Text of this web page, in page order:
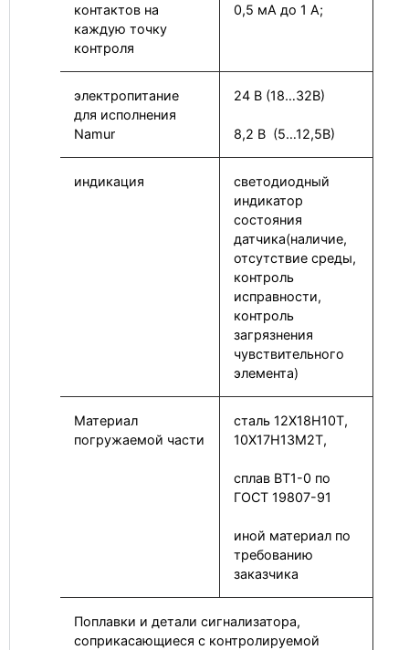
контактов на
каждую точку
контроля
0,5 мА до 1 А;
электропитание
для исполнения
Namur
24 В (18…32В)
8,2 В (5…12,5В)
индикация
светодиодный
индикатор
состояния
датчика(наличие,
отсутствие среды,
контроль
исправности,
контроль
загрязнения
чувствительного
элемента)
Материал
погружаемой части
сталь 12Х18Н10Т,
10Х17Н13М2Т,
сплав ВТ1-0 по
ГОСТ 19807-91
иной материал по
требованию
заказчика
Поплавки и детали сигнализатора,
соприкасающиеся с контролируемой